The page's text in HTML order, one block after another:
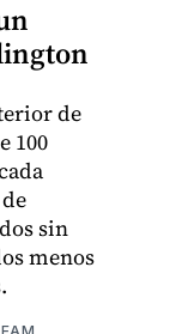
de
100
sin
menos